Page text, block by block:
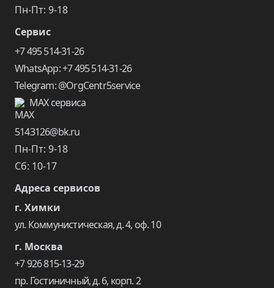
Пн-Пт: 9-18
Сервис
+7 495 514-31-26
WhatsApp: +7 495 514-31-26
Telegram: @OrgCentr5service
MAX сервиса
5143126@bk.ru
Пн-Пт: 9-18
Сб: 10-17
Адреса сервисов
г. Химки
ул. Коммунистическая, д. 4, оф. 10
г. Москва
+7 926 815-13-29
пр. Гостиничный, д. 6, корп. 2